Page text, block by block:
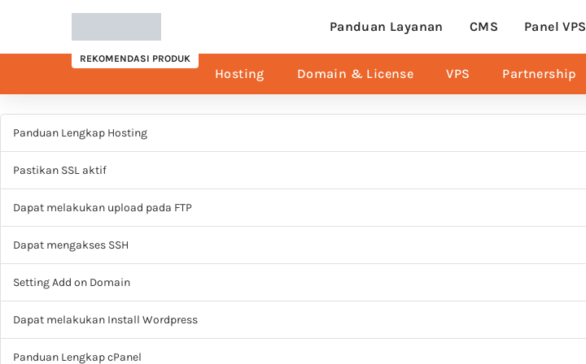
Panduan Layanan CMS Panel VPS
REKOMENDASI PRODUK
Hosting Domain & License VPS Partnership
Panduan Lengkap Hosting
Pastikan SSL aktif
Dapat melakukan upload pada FTP
Dapat mengakses SSH
Setting Add on Domain
Dapat melakukan Install Wordpress
Panduan Lengkap cPanel